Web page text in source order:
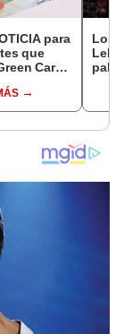
para
que
Card
Los